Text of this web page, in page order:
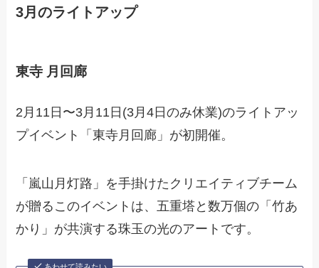
3月のライトアップ
東寺 月回廊
2月11日〜3月11日(3月4日のみ休業)のライトアッ
プイベント「東寺月回廊」が初開催。
「嵐山月灯路」を手掛けたクリエイティブチーム
が贈るこのイベントは、五重塔と数万個の「竹あ
かり」が共演する珠玉の光のアートです。